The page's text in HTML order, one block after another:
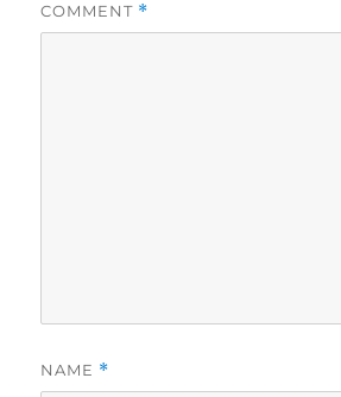
COMMENT *
NAME *